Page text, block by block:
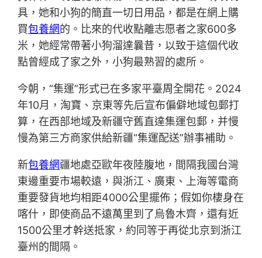
具，她和小狗的簡直一切日用品，都是在網上購
買包養網的。比來的代收點離志愿者之家600多
米，她經常帶著小狗溜達曩昔，以致于這個代收
點曾經成了家之外，小狗最熟習的處所。
今朝，“集運”形式已在多家平臺周全開花。2024
年10月，淘寶、京東等先后宣布偏僻地域包郵打
算，在西部地域及新疆守舊直達集運包郵，并慢
慢為第三方商家供給新疆“集運配送”辦事補助。
新包養網疆地處亞歐年夜陸腹地，間隔我國台灣
東邊重要市場較遠，與浙江、廣東、上海等電商
重要發貨地均相距4000公里擺佈；假如你棲身在
喀什，即使商品不遠萬里到了烏魯木齊，還有近
1500公里才幹送抵家，約同等于再從北京到浙江
臺州的間隔。